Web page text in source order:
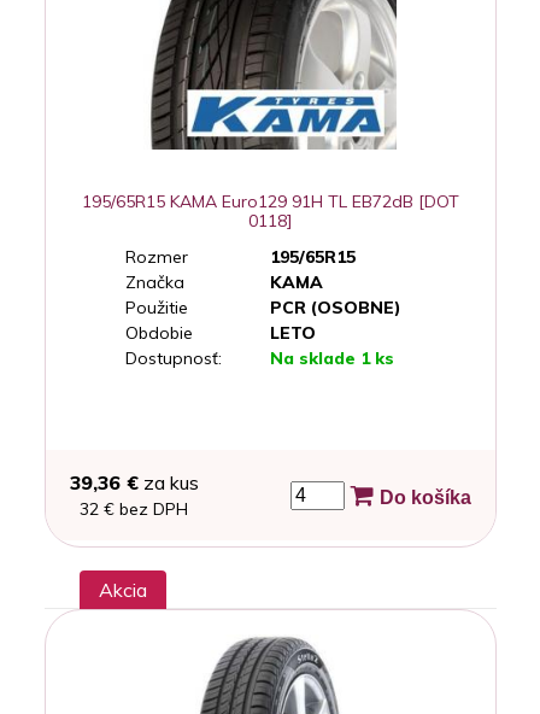
195/65R15 KAMA Euro129 91H TL EB72dB [DOT
0118]
Rozmer
195/65R15
Značka
KAMA
Použitie
PCR (OSOBNE)
Obdobie
LETO
Dostupnosť:
Na sklade 1 ks
39,36 €za kus
32 € bez DPH
Do košíka
Akcia